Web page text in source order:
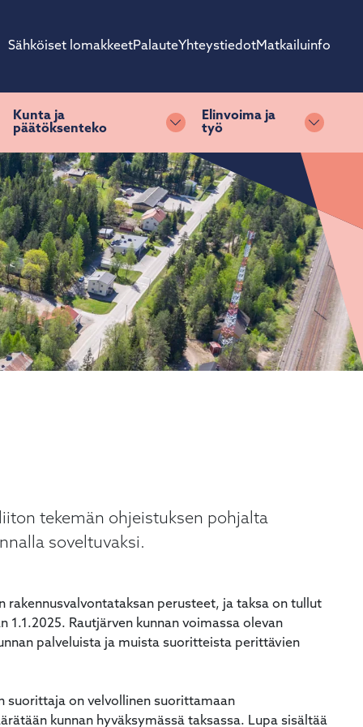
Sähköiset lomakkeetPalauteYhteystiedotMatkailuinfo
alasvetovalikkoa
Kunta ja
päätöksenteko
Vaihda alasvetovalikkoa
Elinvoima ja
työ
Vaihda
tekemän ohjeistuksen pohjalta
soveltuvaksi.
rakennusvalvontataksan perusteet, ja taksa on tullut
Rautjärven kunnan voimassa olevan
palveluista ja muista suoritteista perittävien
suorittaja on velvollinen suorittamaan
kunnan hyväksymässä taksassa. Lupa sisältää